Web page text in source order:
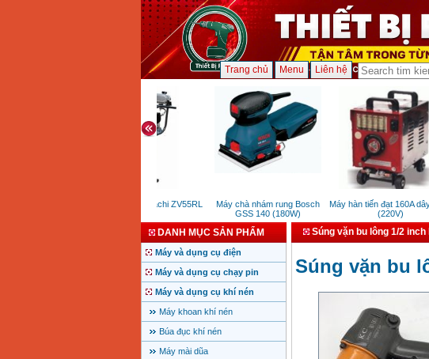
Trang chủ Menu Liên hệ
Máy đầm cóc Hitachi ZV55RL
Máy chà nhám rung Bosch
GSS 140 (180W)
Máy hàn tiến đạt 160A dây
(220V)
DANH MỤC SẢN PHẨM
Máy và dụng cụ điện
Máy và dụng cụ chạy pin
Máy và dụng cụ khí nén
Máy khoan khí nén
Búa đục khí nén
Máy mài dũa
Súng vặn bu lông 1/2 inch
Súng vặn bu